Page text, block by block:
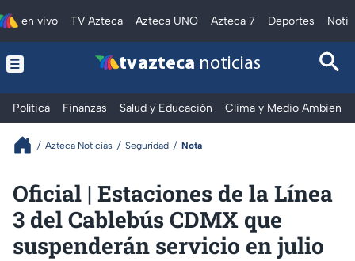
en vivo TV Azteca Azteca UNO Azteca 7 Deportes
tv azteca noticias
Política Finanzas Salud y Educación Clima y Medio Ambiente
Azteca Noticias Seguridad Nota
Oficial | Estaciones de la Línea
3 del Cablebús CDMX que
suspenderán servicio en julio